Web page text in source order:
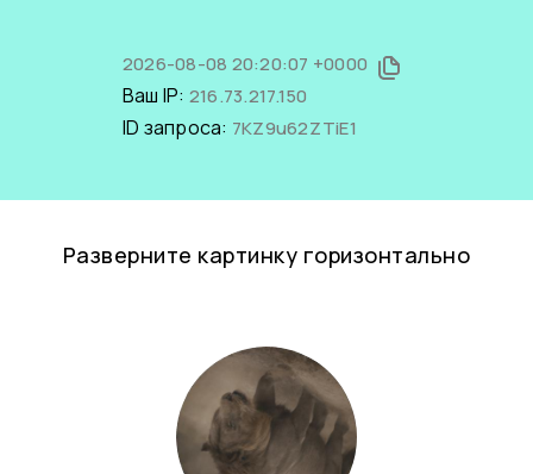
2026-08-08 20:20:07 +0000
Ваш IP: 216.73.217.150
ID запроса: 7KZ9u62ZTiE1
Разверните картинку горизонтально